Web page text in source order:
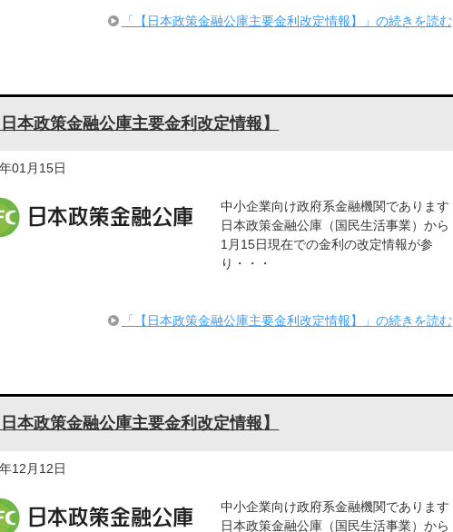
「【日本政策金融公庫主要金利改定情報】」の続きを読む
日本政策金融公庫主要金利改定情報】
01月15日
中小企業向け政府系金融機関であります
日本政策金融公庫（国民生活事業）から
1月15日現在での金利の改定情報が参
り・・・
「【日本政策金融公庫主要金利改定情報】」の続きを読む
日本政策金融公庫主要金利改定情報】
12月12日
中小企業向け政府系金融機関であります
日本政策金融公庫（国民生活事業）から